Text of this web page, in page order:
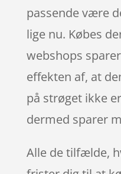
passende være
lige nu. Købes
webshops
effekten af, at
på strøget ikke
dermed sparer
Alle de tilfælde,